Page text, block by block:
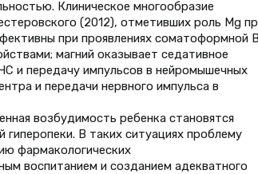
Клиническое многообразие
(2012), отметивших роль Mg
при проявлениях соматоформной
магний оказывает седативное
и передачу импульсов в нейромышечных
и передачи нервного импульса в
возбудимость ребенка становятся
В таких ситуациях проблему
фармакологических
воспитанием и созданием адекватного